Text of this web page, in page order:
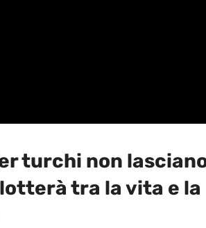
turchi non
tra la vita e